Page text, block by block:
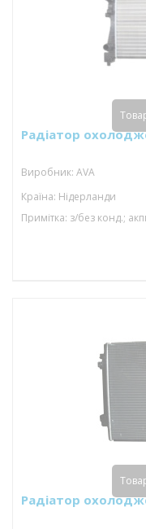
Радіатор
Виробник: AVA
Країна: Нідерланди
Радіатор